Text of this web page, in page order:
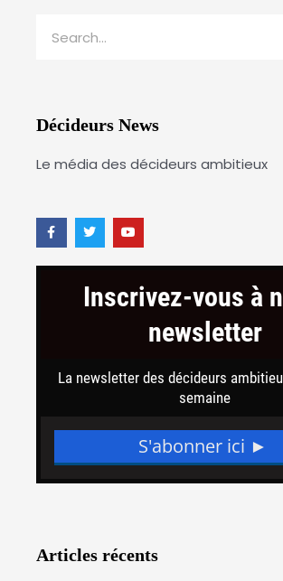
Décideurs News
Le média des décideurs ambitieux
F
a
c
T
w
i
e
Y
o
u
e
Articles récents